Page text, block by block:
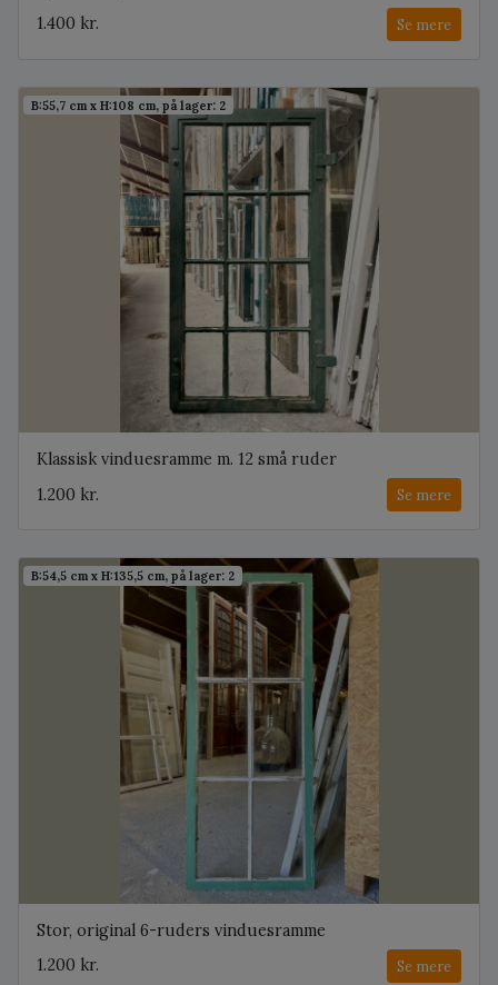
1.400 kr.
Se mere
B:55,7 cm x H:108 cm, på lager: 2
Klassisk vinduesramme m. 12 små ruder
1.200 kr.
Se mere
B:54,5 cm x H:135,5 cm, på lager: 2
Stor, original 6-ruders vinduesramme
1.200 kr.
Se mere